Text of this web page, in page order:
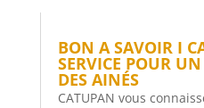
BON A SAVOIR I
SERVICE POUR
DES AINÉS
CATUPAN vous